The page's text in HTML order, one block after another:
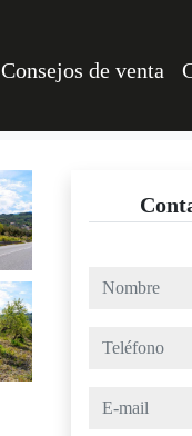
Consejos de venta
nombre
teléfono
e-mail